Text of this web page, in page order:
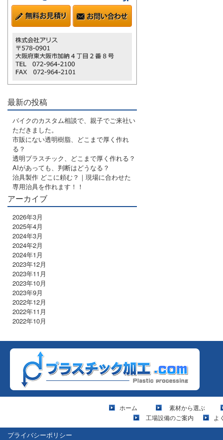
最新の投稿
バイクのカスタム相談で、親子でご来社い
ただきました。
市販にない透明樹脂、どこまで厚く作れ
る？
透明プラスチック、どこまで厚く作れる？
AIがあっても、判断はどうなる？
治具製作 どこに頼む？｜現場に合わせた
専用治具を作れます！！
アーカイブ
2026年3月
2025年4月
2024年3月
2024年2月
2024年1月
2023年12月
2023年11月
2023年10月
2023年9月
2022年12月
2022年11月
2022年10月
ホーム
素材から選ぶ
工場設備のご案内
よ
プライバシーポリシー